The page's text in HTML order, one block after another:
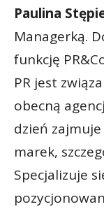
Paulina
Managerką.
funkcję
PR jest
obecną
dzień
marek,
Specjalizuje